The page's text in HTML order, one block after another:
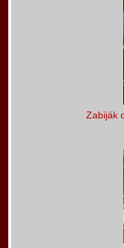
Zabiják